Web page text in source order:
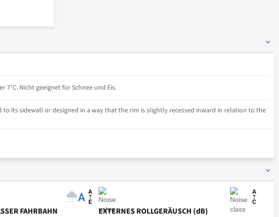
Nicht geeignet für Schnee und Eis.
its sidewall or designed in a way that the rim is slightly recessed inward in relation to the
FAHRBAHN EXTERNES ROLLGERÄUSCH (dB)